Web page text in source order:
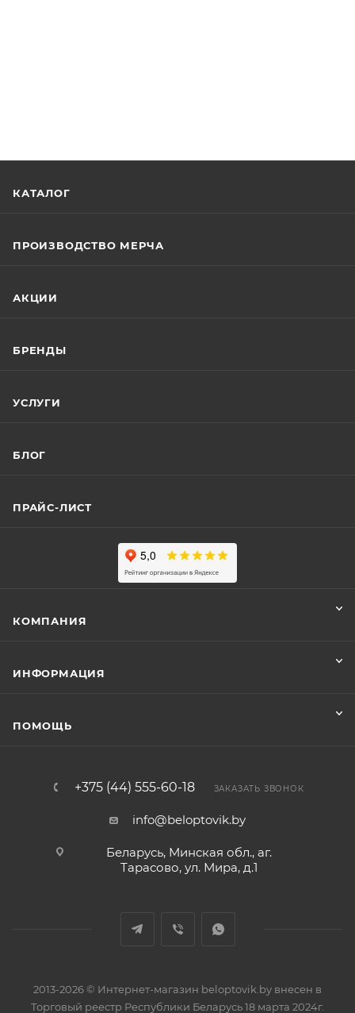
КАТАЛОГ
ПРОИЗВОДСТВО МЕРЧА
АКЦИИ
БРЕНДЫ
УСЛУГИ
БЛОГ
ПРАЙС-ЛИСТ
КОМПАНИЯ
ИНФОРМАЦИЯ
ПОМОЩЬ
+375 (44) 555-60-18 ЗАКАЗАТЬ ЗВОНОК
info@beloptovik.by
Беларусь, Минская обл., аг.
Тарасово, ул. Мира, д.1
2013-2026 © Интернет-магазин beloptovik.by внесен в
Торговый реестр Республики Беларусь 18 марта 2024г.